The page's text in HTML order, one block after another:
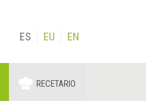
ES EU EN
RECETARIO